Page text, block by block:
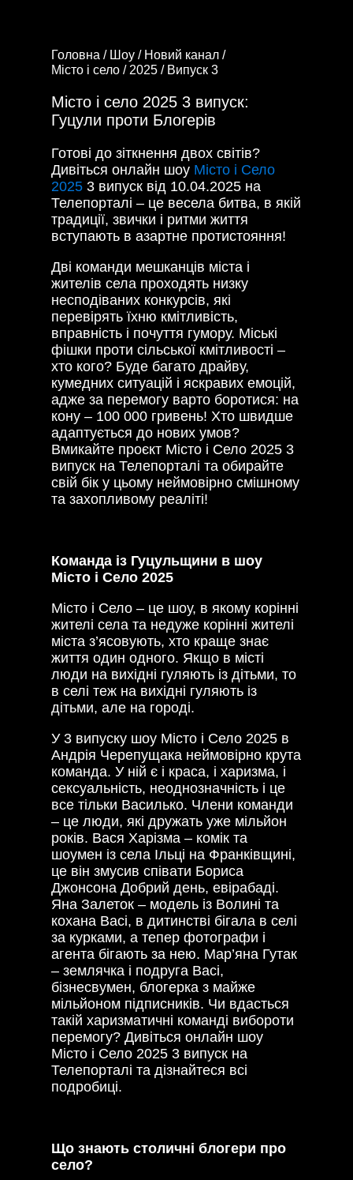
Головна / Шоу / Новий канал /
Місто і село / 2025 / Випуск 3
Місто і село 2025 3 випуск:
Гуцули проти Блогерів
Готові до зіткнення двох світів?
Дивіться онлайн шоу Місто і Село
2025 3 випуск від 10.04.2025 на
Телепорталі – це весела битва, в якій
традиції, звички і ритми життя
вступають в азартне протистояння!
Дві команди мешканців міста і
жителів села проходять низку
несподіваних конкурсів, які
перевірять їхню кмітливість,
вправність і почуття гумору. Міські
фішки проти сільської кмітливості –
хто кого? Буде багато драйву,
кумедних ситуацій і яскравих емоцій,
адже за перемогу варто боротися: на
кону – 100 000 гривень! Хто швидше
адаптується до нових умов?
Вмикайте проєкт Місто і Село 2025 3
випуск на Телепорталі та обирайте
свій бік у цьому неймовірно смішному
та захопливому реаліті!
Команда із Гуцульщини в шоу
Місто і Село 2025
Місто і Село – це шоу, в якому корінні
жителі села та недуже корінні жителі
міста з’ясовують, хто краще знає
життя один одного. Якщо в місті
люди на вихідні гуляють із дітьми, то
в селі теж на вихідні гуляють із
дітьми, але на городі.
У 3 випуску шоу Місто і Село 2025 в
Андрія Черепущака неймовірно крута
команда. У ній є і краса, і харизма, і
сексуальність, неоднозначність і це
все тільки Василько. Члени команди
– це люди, які дружать уже мільйон
років. Вася Харізма – комік та
шоумен із села Ільці на Франківщині,
це він змусив співати Бориса
Джонсона Добрий день, евірабаді.
Яна Залеток – модель із Волині та
кохана Васі, в дитинстві бігала в селі
за курками, а тепер фотографи і
агента бігають за нею. Мар’яна Гутак
– землячка і подруга Васі,
бізнесвумен, блогерка з майже
мільйоном підписників. Чи вдасться
такій харизматичні команді вибороти
перемогу? Дивіться онлайн шоу
Місто і Село 2025 3 випуск на
Телепорталі та дізнайтеся всі
подробиці.
Що знають столичні блогери про
село?